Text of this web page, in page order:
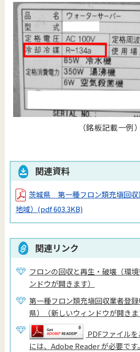
（銘板記載一例）
関連資料
茨城県 第一種フロン類充塡回収
地域） (pdf 603.3KB)
関連リンク
フロンの回収と再生・破壊（環
ンドウが開きます）
第一種フロン類充塡回収業者登
県）（新しいウィンドウが開きま
PDFファイル
には、Adobe Reader が必要です